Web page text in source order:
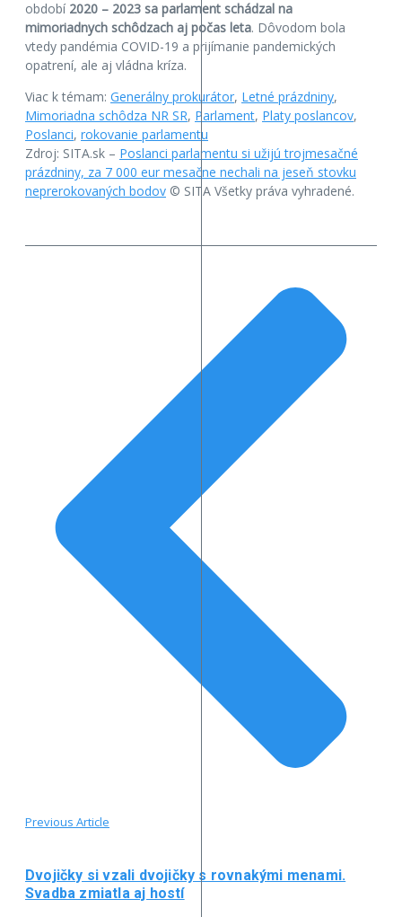
období 2020 – 2023 sa parlament schádzal na
mimoriadnych schôdzach aj počas leta. Dôvodom bola
vtedy pandémia COVID-19 a prijímanie pandemických
opatrení, ale aj vládna kríza.
Viac k témam: Generálny prokurátor, Letné prázdniny,
Mimoriadna schôdza NR SR, Parlament, Platy poslancov,
Poslanci, rokovanie parlamentu
Zdroj: SITA.sk – Poslanci parlamentu si užijú trojmesačné
prázdniny, za 7 000 eur mesačne nechali na jeseň stovku
neprerokovaných bodov © SITA Všetky práva vyhradené.
Previous Article
Dvojičky si vzali dvojičky s rovnakými menami.
Svadba zmiatla aj hostí